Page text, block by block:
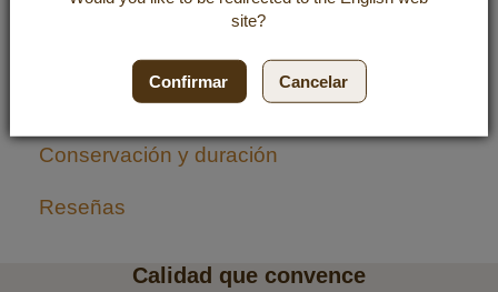
Ingredientes e información nutricional
Conservación y duración
Reseñas
Calidad que convence
site?
Confirmar Cancelar